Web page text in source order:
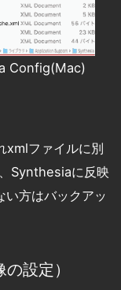
Config(Mac)
xmlファイルに別
Synthesiaに反映
い方はバックアッ
設定）